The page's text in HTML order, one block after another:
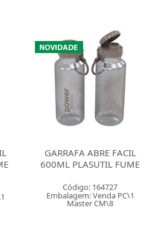
GARRAFA ABRE FACIL
600ML PLASUTIL CREME
Código: 164726
Embalagem: Venda PC\1
Master CM\8